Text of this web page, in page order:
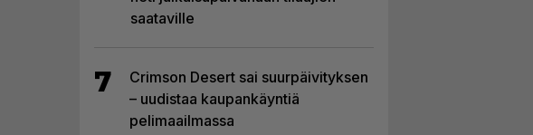
saataville
7
Crimson Desert sai suurpäivityksen
– uudistaa kaupankäyntiä
pelimaailmassa